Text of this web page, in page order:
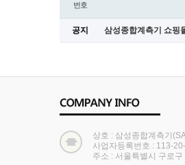
번호
공지 삼성종합계측기 쇼핑
상호 : 삼성종합계측기
사업자등록번호 : 113-
주소 : 서울특별시 구로